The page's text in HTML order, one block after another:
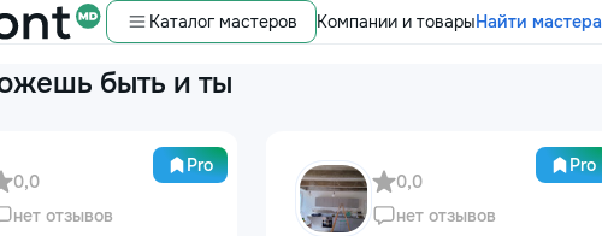
Каталог мастеров Компании и товарыНайти мастера
быть и ты
Pro
0,0
нет отзывов
Pro
0,0
нет отзывов